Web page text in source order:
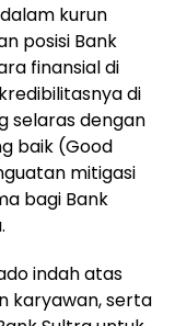
kurun
posisi Bank
finansial di
di
selaras dengan
baik (Good
mitigasi
bagi Bank
indah atas
karyawan, serta